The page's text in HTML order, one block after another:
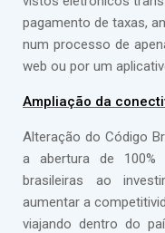
pagamento de taxas,
num processo de
web ou por um
Ampliação da
Alteração do Código
a abertura de 100%
brasileiras ao
aumentar a
viajando dentro do